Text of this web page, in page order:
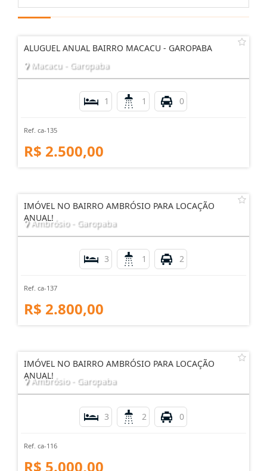
ALUGUEL ANUAL BAIRRO MACACU - GAROPABA
Macacu - Garopaba
1 1 0
Ref. ca-135
R$ 2.500,00
IMÓVEL NO BAIRRO AMBRÓSIO PARA LOCAÇÃO
ANUAL!
Ambrósio - Garopaba
3 1 2
Ref. ca-137
R$ 2.800,00
IMÓVEL NO BAIRRO AMBRÓSIO PARA LOCAÇÃO
ANUAL!
Ambrósio - Garopaba
3 2 0
Ref. ca-116
R$ 5.000,00